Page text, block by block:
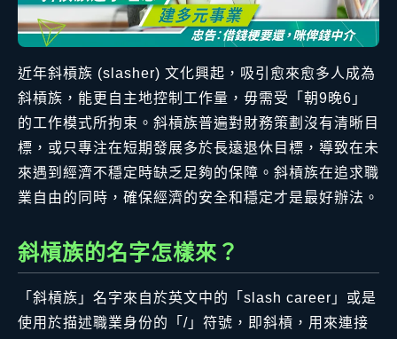
近年斜槓族 (slasher) 文化興起，吸引愈來愈多人成為
斜槓族，能更自主地控制工作量，毋需受「朝9晚6」
的工作模式所拘束。斜槓族普遍對財務策劃沒有清晰目
標，或只專注在短期發展多於長遠退休目標，導致在未
來遇到經濟不穩定時缺乏足夠的保障。斜槓族在追求職
業自由的同時，確保經濟的安全和穩定才是最好辦法。
斜槓族的名字怎樣來？
「斜槓族」名字來自於英文中的「slash career」或是
使用於描述職業身份的「/」符號，即斜槓，用來連接